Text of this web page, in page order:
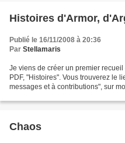
Histoires d'Armor,
Publié le 16/11/2008 à 20:36
Par Stellamaris
Je viens de créer un premier
PDF, "Histoires". Vous trouverez le
messages et à contributions", sur
Chaos